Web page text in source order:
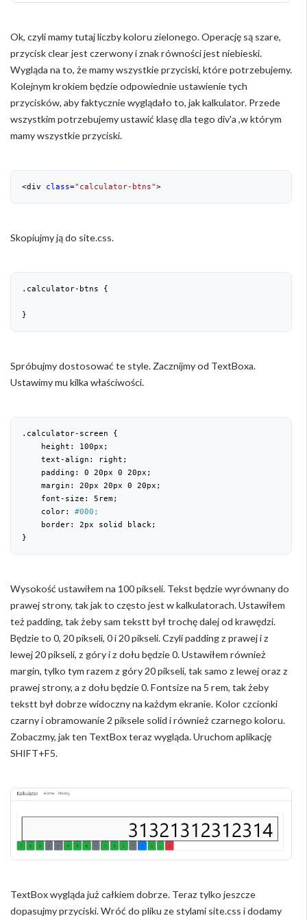
Ok, czyli mamy tutaj liczby koloru zielonego. Operację są szare,
przycisk clear jest czerwony i znak równości jest niebieski.
Wygląda na to, że mamy wszystkie przyciski, które potrzebujemy.
Kolejnym krokiem będzie odpowiednie ustawienie tych
przycisków, aby faktycznie wyglądało to, jak kalkulator. Przede
wszystkim potrzebujemy ustawić klasę dla tego div'a ,w którym
mamy wszystkie przyciski.
<div class="calculator-btns">
Skopiujmy ją do site.css.
.calculator-btns {
}
Spróbujmy dostosować te style. Zacznijmy od TextBoxa.
Ustawimy mu kilka właściwości.
.calculator-screen {
    height:
100px;
    text-align: right;
    padding:
0 20px 0 20px;
    margin:
20px 20px 0 20px;
    font-size:
5 rem;
    color:
#000;
    border:
2px solid black;
}
Wysokość ustawiłem na 100 pikseli. Tekst będzie wyrównany do
prawej strony, tak jak to często jest w kalkulatorach. Ustawiłem
też padding, tak żeby sam tekstt był trochę dalej od krawędzi.
Będzie to 0, 20 pikseli, 0 i 20 pikseli. Czyli padding z prawej i z
lewej 20 pikseli, z góry i z dołu będzie 0. Ustawiłem również
margin, tylko tym razem z góry 20 pikseli, tak samo z lewej oraz z
prawej strony, a z dołu będzie 0. Fontsize na 5 rem, tak żeby
tekstt był dobrze widoczny na każdym ekranie. Kolor czcionki
czarny i obramowanie 2 piksele solid i również czarnego koloru.
Zobaczmy, jak ten TextBox teraz wygląda. Uruchom aplikację
SHIFT+F5.
TextBox wygląda już całkiem dobrze. Teraz tylko jeszcze
dopasujmy przyciski. Wróć do pliku ze stylami site.css i dodamy